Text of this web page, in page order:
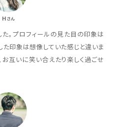
Hさん
。プロフィールの見た目の印象は
た印象は想像していた感じと違いま
お互いに笑い合えたり楽しく過ごせ